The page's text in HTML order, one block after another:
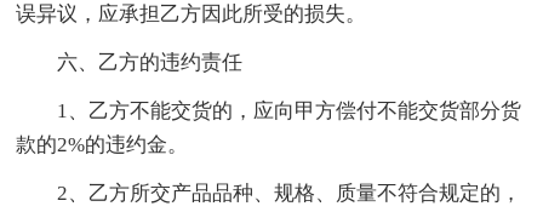
误异议，应承担乙方因此所受的损失。
六、乙方的违约责任
1、乙方不能交货的，应向甲方偿付不能交货部分货
款的2%的违约金。
2、乙方所交产品品种、规格、质量不符合规定的，